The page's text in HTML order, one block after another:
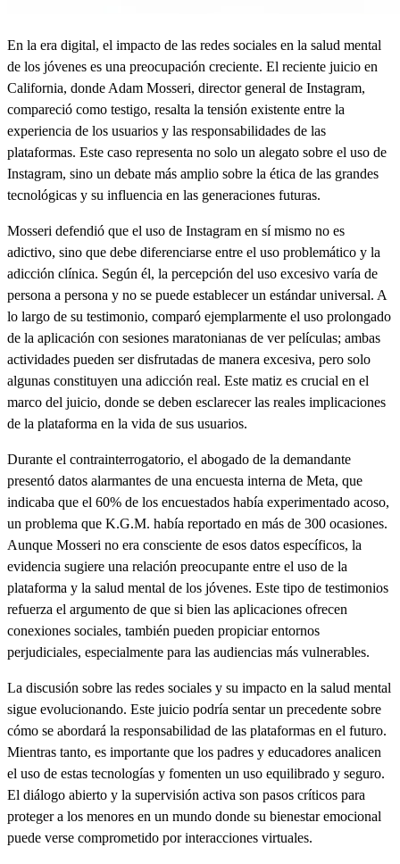
En la era digital, el impacto de las redes sociales en la salud mental
de los jóvenes es una preocupación creciente. El reciente juicio en
California, donde Adam Mosseri, director general de Instagram,
compareció como testigo, resalta la tensión existente entre la
experiencia de los usuarios y las responsabilidades de las
plataformas. Este caso representa no solo un alegato sobre el uso de
Instagram, sino un debate más amplio sobre la ética de las grandes
tecnológicas y su influencia en las generaciones futuras.
Mosseri defendió que el uso de Instagram en sí mismo no es
adictivo, sino que debe diferenciarse entre el uso problemático y la
adicción clínica. Según él, la percepción del uso excesivo varía de
persona a persona y no se puede establecer un estándar universal. A
lo largo de su testimonio, comparó ejemplarmente el uso prolongado
de la aplicación con sesiones maratonianas de ver películas; ambas
actividades pueden ser disfrutadas de manera excesiva, pero solo
algunas constituyen una adicción real. Este matiz es crucial en el
marco del juicio, donde se deben esclarecer las reales implicaciones
de la plataforma en la vida de sus usuarios.
Durante el contrainterrogatorio, el abogado de la demandante
presentó datos alarmantes de una encuesta interna de Meta, que
indicaba que el 60% de los encuestados había experimentado acoso,
un problema que K.G.M. había reportado en más de 300 ocasiones.
Aunque Mosseri no era consciente de esos datos específicos, la
evidencia sugiere una relación preocupante entre el uso de la
plataforma y la salud mental de los jóvenes. Este tipo de testimonios
refuerza el argumento de que si bien las aplicaciones ofrecen
conexiones sociales, también pueden propiciar entornos
perjudiciales, especialmente para las audiencias más vulnerables.
La discusión sobre las redes sociales y su impacto en la salud mental
sigue evolucionando. Este juicio podría sentar un precedente sobre
cómo se abordará la responsabilidad de las plataformas en el futuro.
Mientras tanto, es importante que los padres y educadores analicen
el uso de estas tecnologías y fomenten un uso equilibrado y seguro.
El diálogo abierto y la supervisión activa son pasos críticos para
proteger a los menores en un mundo donde su bienestar emocional
puede verse comprometido por interacciones virtuales.